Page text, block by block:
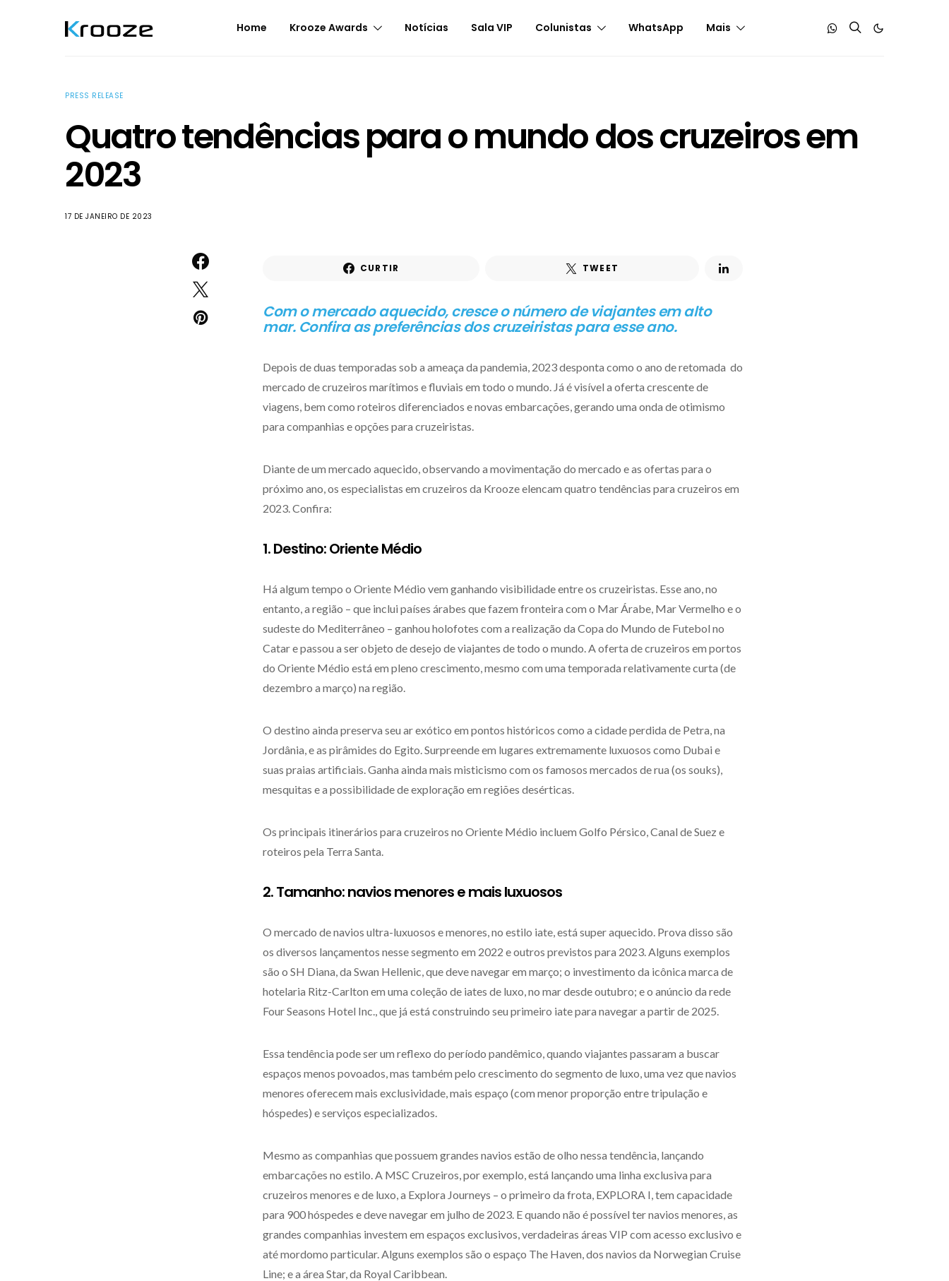
Home Krooze Awards Notícias Sala VIP Colunistas WhatsApp Mais
PRESS RELEASE
Quatro tendências para o mundo dos cruzeiros em
2023
17 DE JANEIRO DE 2023
CURTIR TWEET
Com o mercado aquecido, cresce o número de viajantes em alto
mar. Confira as preferências dos cruzeiristas para esse ano.
Depois de duas temporadas sob a ameaça da pandemia, 2023 desponta como o ano de retomada do
mercado de cruzeiros marítimos e fluviais em todo o mundo. Já é visível a oferta crescente de
viagens, bem como roteiros diferenciados e novas embarcações, gerando uma onda de otimismo
para companhias e opções para cruzeiristas.
Diante de um mercado aquecido, observando a movimentação do mercado e as ofertas para o
próximo ano, os especialistas em cruzeiros da Krooze elencam quatro tendências para cruzeiros em
2023. Confira:
1. Destino: Oriente Médio
Há algum tempo o Oriente Médio vem ganhando visibilidade entre os cruzeiristas. Esse ano, no
entanto, a região – que inclui países árabes que fazem fronteira com o Mar Árabe, Mar Vermelho e o
sudeste do Mediterrâneo – ganhou holofotes com a realização da Copa do Mundo de Futebol no
Catar e passou a ser objeto de desejo de viajantes de todo o mundo. A oferta de cruzeiros em portos
do Oriente Médio está em pleno crescimento, mesmo com uma temporada relativamente curta (de
dezembro a março) na região.
O destino ainda preserva seu ar exótico em pontos históricos como a cidade perdida de Petra, na
Jordânia, e as pirâmides do Egito. Surpreende em lugares extremamente luxuosos como Dubai e
suas praias artificiais. Ganha ainda mais misticismo com os famosos mercados de rua (os souks),
mesquitas e a possibilidade de exploração em regiões desérticas.
Os principais itinerários para cruzeiros no Oriente Médio incluem Golfo Pérsico, Canal de Suez e
roteiros pela Terra Santa.
2. Tamanho: navios menores e mais luxuosos
O mercado de navios ultra-luxuosos e menores, no estilo iate, está super aquecido. Prova disso são
os diversos lançamentos nesse segmento em 2022 e outros previstos para 2023. Alguns exemplos
são o SH Diana, da Swan Hellenic, que deve navegar em março; o investimento da icônica marca de
hotelaria Ritz-Carlton em uma coleção de iates de luxo, no mar desde outubro; e o anúncio da rede
Four Seasons Hotel Inc., que já está construindo seu primeiro iate para navegar a partir de 2025.
Essa tendência pode ser um reflexo do período pandêmico, quando viajantes passaram a buscar
espaços menos povoados, mas também pelo crescimento do segmento de luxo, uma vez que navios
menores oferecem mais exclusividade, mais espaço (com menor proporção entre tripulação e
hóspedes) e serviços especializados.
Mesmo as companhias que possuem grandes navios estão de olho nessa tendência, lançando
embarcações no estilo. A MSC Cruzeiros, por exemplo, está lançando uma linha exclusiva para
cruzeiros menores e de luxo, a Explora Journeys – o primeiro da frota, EXPLORA I, tem capacidade
para 900 hóspedes e deve navegar em julho de 2023. E quando não é possível ter navios menores, as
grandes companhias investem em espaços exclusivos, verdadeiras áreas VIP com acesso exclusivo e
até mordomo particular. Alguns exemplos são o espaço The Haven, dos navios da Norwegian Cruise
Line; e a área Star, da Royal Caribbean.